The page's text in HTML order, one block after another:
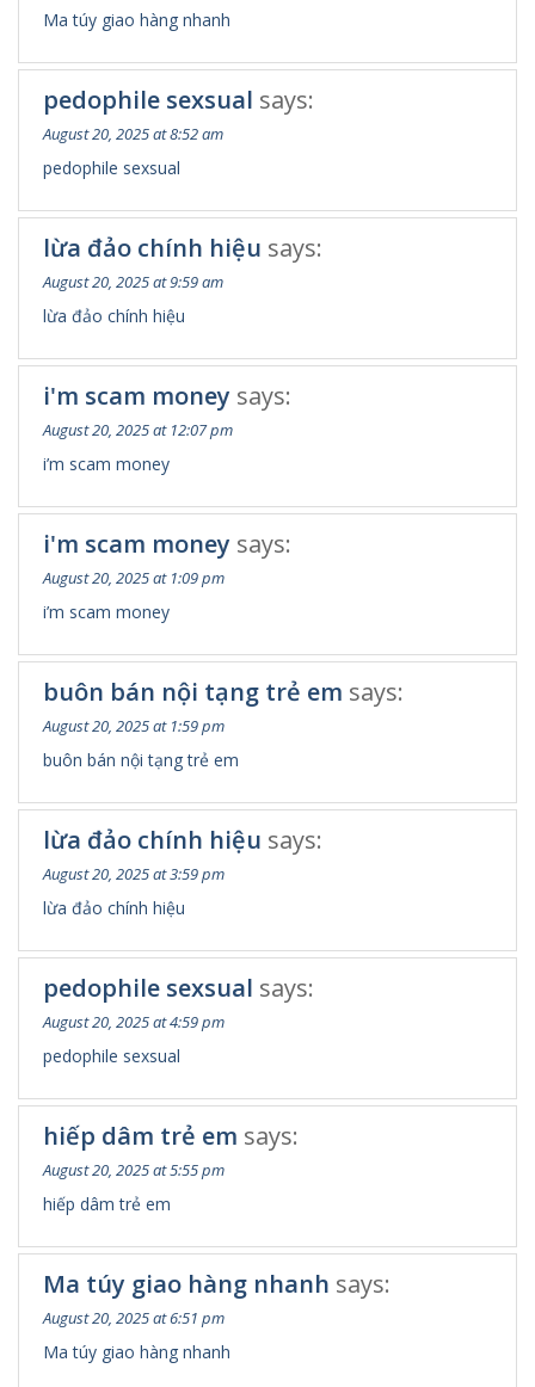
Ma túy giao hàng nhanh
pedophile sexsual says:
August 20, 2025 at 8:52 am
pedophile sexsual
lừa đảo chính hiệu says:
August 20, 2025 at 9:59 am
lừa đảo chính hiệu
i'm scam money says:
August 20, 2025 at 12:07 pm
i’m scam money
i'm scam money says:
August 20, 2025 at 1:09 pm
i’m scam money
buôn bán nội tạng trẻ em says:
August 20, 2025 at 1:59 pm
buôn bán nội tạng trẻ em
lừa đảo chính hiệu says:
August 20, 2025 at 3:59 pm
lừa đảo chính hiệu
pedophile sexsual says:
August 20, 2025 at 4:59 pm
pedophile sexsual
hiếp dâm trẻ em says:
August 20, 2025 at 5:55 pm
hiếp dâm trẻ em
Ma túy giao hàng nhanh says:
August 20, 2025 at 6:51 pm
Ma túy giao hàng nhanh